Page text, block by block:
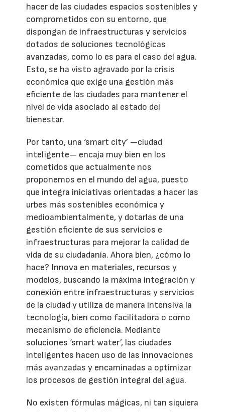
hacer de las ciudades espacios sostenibles y
comprometidos con su entorno, que
dispongan de infraestructuras y servicios
dotados de soluciones tecnológicas
avanzadas, como lo es para el caso del agua.
Esto, se ha visto agravado por la crisis
económica que exige una gestión más
eficiente de las ciudades para mantener el
nivel de vida asociado al estado del
bienestar.
Por tanto, una ‘smart city’ —ciudad
inteligente— encaja muy bien en los
cometidos que actualmente nos
proponemos en el mundo del agua, puesto
que integra iniciativas orientadas a hacer las
urbes más sostenibles económica y
medioambientalmente, y dotarlas de una
gestión eficiente de sus servicios e
infraestructuras para mejorar la calidad de
vida de su ciudadanía. Ahora bien, ¿cómo lo
hace? Innova en materiales, recursos y
modelos, buscando la máxima integración y
conexión entre infraestructuras y servicios
de la ciudad y utiliza de manera intensiva la
tecnología, bien como facilitadora o como
mecanismo de eficiencia. Mediante
soluciones ‘smart water’, las ciudades
inteligentes hacen uso de las innovaciones
más avanzadas y encaminadas a optimizar
los procesos de gestión integral del agua.
No existen fórmulas mágicas, ni tan siquiera